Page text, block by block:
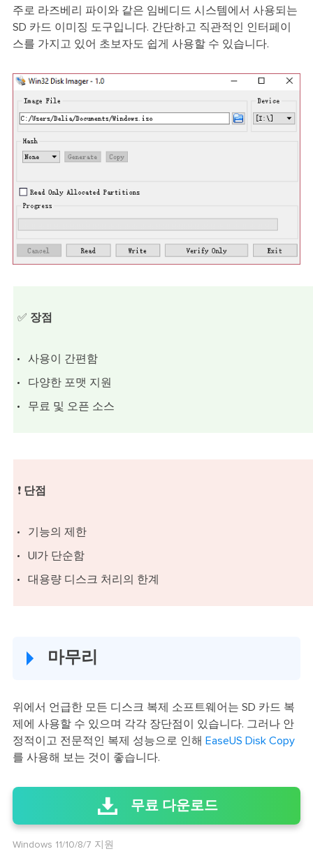
주로 라즈베리 파이와 같은 임베디드 시스템에서 사용되는
SD 카드 이미징 도구입니다. 간단하고 직관적인 인터페이
스를 가지고 있어 초보자도 쉽게 사용할 수 있습니다.
✅ 장점
사용이 간편함
다양한 포맷 지원
무료 및 오픈 소스
❗ 단점
기능의 제한
UI가 단순함
대용량 디스크 처리의 한계
마무리
위에서 언급한 모든 디스크 복제 소프트웨어는 SD 카드 복
제에 사용할 수 있으며 각각 장단점이 있습니다. 그러나 안
정적이고 전문적인 복제 성능으로 인해 EaseUS Disk Copy
를 사용해 보는 것이 좋습니다.
무료 다운로드
Windows 11/10/8/7 지원